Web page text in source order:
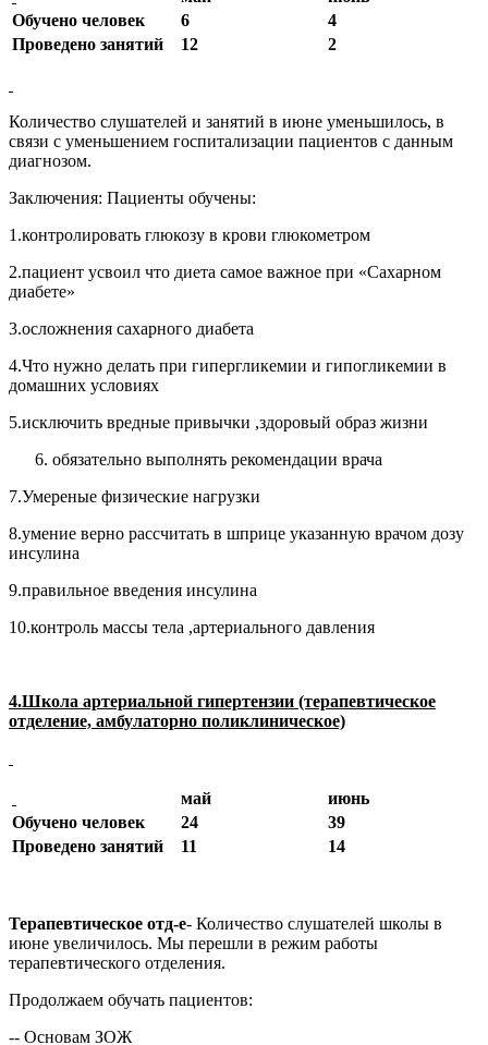
Обучено человек
6
4
Проведено занятий
12 2
Количество слушателей и занятий в июне уменьшилось, в
связи с уменьшением госпитализации пациентов с данным
диагнозом.
Заключения: Пациенты обучены:
1.контролировать глюкозу в крови глюкометром
2.пациент усвоил что диета самое важное при «Сахарном
диабете»
3.осложнения сахарного диабета
4.Что нужно делать при гипергликемии и гипогликемии в
домашних условиях
5.исключить вредные привычки ,здоровый образ жизни
обязательно выполнять рекомендации врача
7.Умереные физические нагрузки
8.умение верно рассчитать в шприце указанную врачом дозу
инсулина
9.правильное введения инсулина
10.контроль массы тела ,артериального давления
4.Школа артериальной гипертензии (терапевтическое
отделение, амбулаторно поликлиническое)
май
июнь
Обучено человек
24
39
Проведено занятий
11 14
Терапевтическое отд-е- Количество слушателей школы в
июне увеличилось. Мы перешли в режим работы
терапевтического отделения.
Продолжаем обучать пациентов:
-- Основам ЗОЖ